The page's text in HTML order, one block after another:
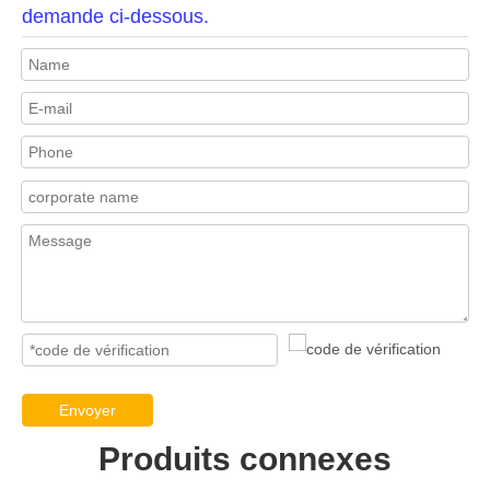
demande ci-dessous.
Envoyer
Produits connexes